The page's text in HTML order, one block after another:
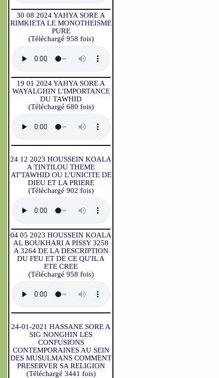
30 08 2024 YAHYA SORE A
RIMKIETA LE MONOTHEISME
PURE
(Téléchargé 958 fois)
19 01 2024 YAHYA SORE A
WAYALGHIN L'IMPORTANCE
DU TAWHID
(Téléchargé 680 fois)
24 12 2023 HOUSSEIN KOALA
A TINTILOU THEME
AT'TAWHID OU L'UNICITE DE
DIEU ET LA PRIERE
(Téléchargé 902 fois)
04 05 2023 HOUSSEIN KOALA
AL BOUKHARI A PISSY 3258
A 3264 DE LA DESCRIPTION
DU FEU ET DE CE QU'IL A
ETE CREE
(Téléchargé 958 fois)
24-01-2021 HASSANE SORE A
SIG NONGHIN LES
CONFUSIONS
CONTEMPORAINES AU SEIN
DES MUSULMANS COMMENT
PRESERVER SA RELIGION
(Téléchargé 3441 fois)